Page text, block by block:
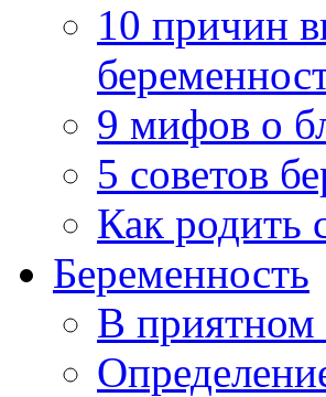
10 причин
9 мифов о
5 советов
Как родить
Беременность
В